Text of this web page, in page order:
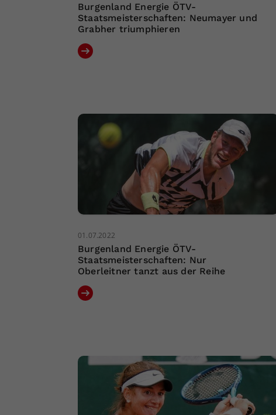
Burgenland Energie ÖTV-
Staatsmeisterschaften: Neumayer und
Grabher triumphieren
01.07.2022
Burgenland Energie ÖTV-
Staatsmeisterschaften: Nur
Oberleitner tanzt aus der Reihe